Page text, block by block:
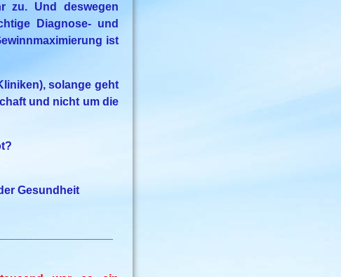
zu. Und deswegen
Diagnose- und
ist
solange geht
und nicht um die
der Gesundheit